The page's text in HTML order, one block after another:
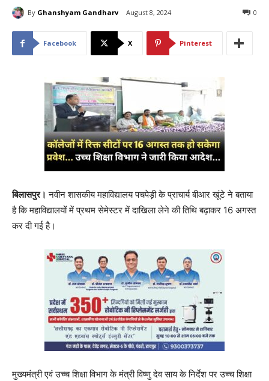
By Ghanshyam Gandharv August 8, 2024 0
Facebook X Pinterest
बिलासपुर। नवीन शासकीय महाविद्यालय पचपेड़ी के प्राचार्य बीआर खूंटे ने बताया
है कि महाविद्यालयों में प्रथम सेमेस्टर में दाखिला लेने की तिथि बढ़ाकर 16 अगस्त
कर दी गई है।
मुख्यमंत्री एवं उच्च शिक्षा विभाग के मंत्री विष्णु देव साय के निर्देश पर उच्च शिक्षा